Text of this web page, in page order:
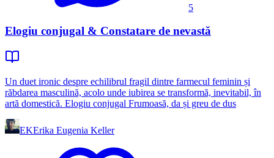
5
Elogiu conjugal & Constatare de nevastă
Un duet ironic despre echilibrul fragil dintre farmecul feminin și
răbdarea masculină, acolo unde iubirea se transformă, inevitabil, în
artă domestică. Elogiu conjugal Frumoasă, da și greu de dus
EKErika Eugenia Keller